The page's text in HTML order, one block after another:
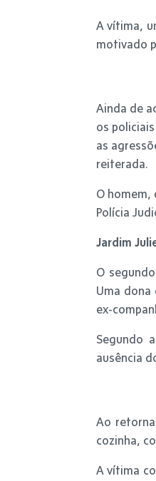
A vítima,
motivado
Ainda de
os
as
reiterada.
O
Polícia
Jardim
O
Uma dona
ex-
Segundo
ausência
Ao
cozinha,
A vítima